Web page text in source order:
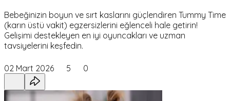
Bebeğinizin boyun ve sırt kaslarını güçlendiren Tummy Time
(karın üstü vakit) egzersizlerini eğlenceli hale getirin!
Gelişimi destekleyen en iyi oyuncakları ve uzman
tavsiyelerini keşfedin.
02 Mart 2026 5 0